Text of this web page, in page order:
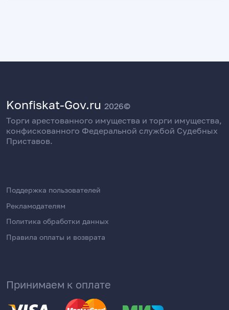
Konfiskat-Gov.ru 2026©
Торги арестованного имущества и торги имущества,
конфискованного Федеральной службой Судебных
Приставов.
Поддержка пользователей
Рекламодателям
Политика обработки данных
Правила оплаты и возврата
Принимаем к оплате